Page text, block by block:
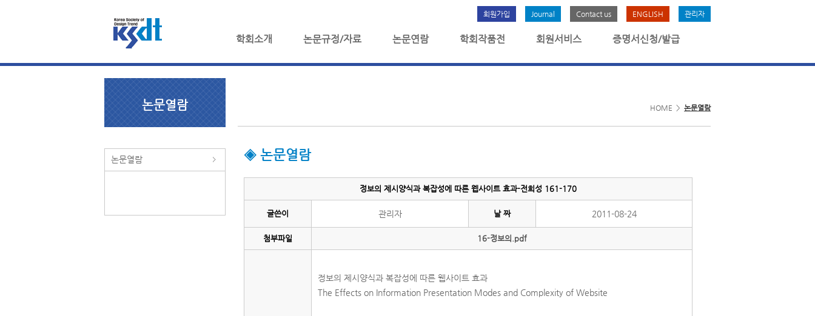
회원가입 Journal Contact us ENGLISH 관리자
학회소개 논문규정/자료 논문연람 학회작품전 회원서비스 증명서신청/발급
논문열람
논문열람
HOME > 논문열람
◈ 논문열람
정보의 제시양식과 복잡성에 따른 웹사이트 효과-전희성 161-170
글쓴이 관리자 날 짜 2011-08-24
첨부파일 16-정보의.pdf
정보의 제시양식과 복잡성에 따른 웹사이트 효과
The Effects on Information Presentation Modes and Complexity of Website